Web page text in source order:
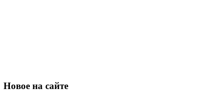
Новое на сайте